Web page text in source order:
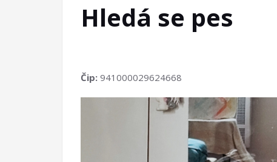
Hledá se pes
Čip: 941000029624668